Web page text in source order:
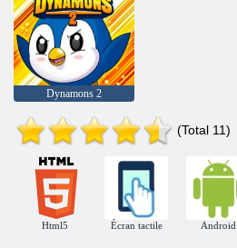
Dynamons 2
(Total 11)
Html5 Écran tactile Android